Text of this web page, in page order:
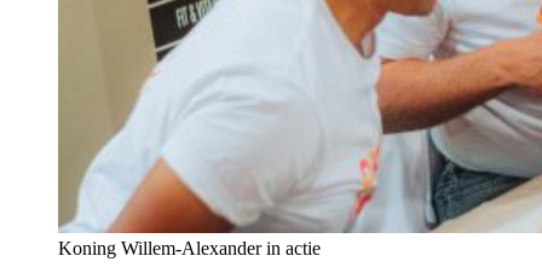
Koning Willem-Alexander in actie